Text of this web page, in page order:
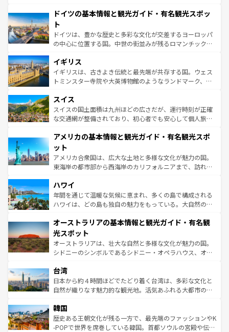
せる。地方によって風土や気候が異なるスペインはその個
ンテンツ一覧 を参照してほしい。
で、幅広い魅力が詰まっている。華麗な宮殿、歴史的な大
聖堂、美しいビーチ、そして豊かな自然が、訪れる者を心
から魅了する。また、フランスは美食の国としても知ら
れ、フランス料理はユネスコ無形文化遺産にも登録されて
香り高いラベンダー畑など、多彩な楽しみ方が可能だ。さ
らに、パリ以外の地域にも魅力が溢れており、どの街角に
も豊かな歴史と文化が息づいている。パリ以外の個性あふ
を参照してほしい。
ドイツの基本情報と観光ガイド・有名観光スポッ
ト
ドイツは、豊かな歴史と多彩な文化が交差するヨーロッパ
の中心に位置する国。中世の街並みが残るロマンチック街
顔を持つこの国は、どこを歩いても飽きることがない。ベ
ルリンの文化的活気、バイエルン州のアルプスの絶景、そ
してライン川沿いのワイン畑といった風景は必見。ビール
は、お酒好きな人にはぜひ体験してほしい。 なお、新着の
ドイツ情報はコンテンツ一覧を参照してほしい。
イギリス
イギリスは、古きよき伝統と最先端が共存する国。ウェス
トミンスター寺院や大英博物館のようなランドマーク、歴
リアごとに異なる魅力がある。また、優雅なアフタヌーン
ティー、ビール好きにはたまらない英国パブ、サッカー観
戦など、本場だからこそできる体験も豊富。イギリスを旅
ンツ一覧を参照してほしい。
スイス
スイスの国土面積は九州ほどの広さだが、運行時刻が正確
な交通網が整備されており、初心者でも安心して個人旅行
の建物がそのまま残る町や、スイスならではのユニークな
博物館もあり、アルプス観光だけでなく町歩きも満喫する
ことができる。国民の所得が高いため物価も高いが、旅行
者向けの交通パス提供のサービスもあり、うまく活用すれ
着のスイス情報は
アメリカの基本情報と観光ガイド・有名観光スポ
ット
アメリカ合衆国は、広大な土地と多様な文化が魅力の国。
東海岸の都市部から西海岸のカリフォルニアまで、訪れる
のような巨大都市は、観光、ショッピング、エンターテイ
ンメントが詰まった刺激的なスポットだ。一方、アメリカ
西部には大自然が広がり、グランドキャニオンやイエロー
部のニューオーリンズでは、音楽と美食が融合した独特の
文化が魅力。旅行者はアメリカの各地域で異なる魅力を楽
しみながら、その多様性と豊かな歴史を感じることができ
るだろう。車でのロードトリップや列車の旅も、アメリカ
情報は
ハワイ
年間を通じて温暖な気候に恵まれ、多くの島で構成される
ハワイは、どの島も独自の魅力をもっている。大自然の神
ワイ島は見逃せない。また、定番の観光地といえばオアフ
島だが、静かな自然を求めるならマウイ島やカウアイ島が
おすすめ。エメラルドグリーンに輝く海をはじめ、豊かな
文化や歴史が息づいている。「アロハスピリット」と呼ば
人々、おいしいローカルフードやハワイアンミュージッ
ク、伝統的なフラダンスなど、すべてがハワイの魅力を彩
っている。訪れるたびに新しい発見と感動が待っているハ
はコンテンツ一覧
オーストラリアの基本情報と観光ガイド・有名観
光スポット
オーストラリアは、壮大な自然と多様な文化が魅力の国。
シドニーのシンボルであるシドニー・オペラハウス、オー
リアリーフや大陸中央部にそびえるウルル（エアーズロッ
ク）、タスマニアの美しい原生林やケアンズの熱帯雨林な
ど、見どころがたくさん。また、カフェやワイン、オージ
いる。アクティビティも充実しており、サーフィンやダイ
ビング、ハイキングなど、アウトドア好きにはたまらな
い。オーストラリアの多彩な魅力を存分に味わいつくそ
台湾
日本から約４時間ほどでたどり着く台湾は、多彩な文化と
自然が織りなす魅力的な観光地。活気あふれる大都市の台
ン）、静ひつな山岳地帯である台湾東部など、都市の喧騒
と山間の静けさが共存しており、訪れる人に新しい発見と
驚きをもたらしてくれる。また、奥深い台湾の食文化も魅
韓国
歴史ある王朝文化が残る一方で、最先端のファッションやK
-POPで世界を席巻している韓国。首都ソウルの宮殿や伝統